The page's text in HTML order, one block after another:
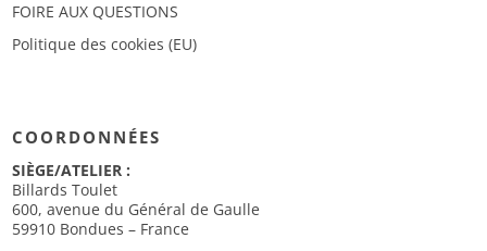
FOIRE AUX QUESTIONS
Politique des cookies (EU)
COORDONNÉES
SIÈGE/ATELIER :
Billards Toulet
600, avenue du Général de Gaulle
59910 Bondues – France